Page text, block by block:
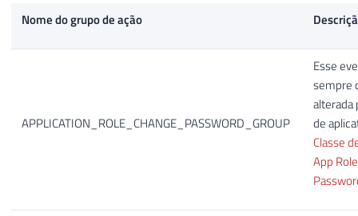
Nome do grupo de ação
APPLICATION_ROLE_CHANGE_PASSWORD_GROUP
Esse
sempre
alterada
de
Classe
App